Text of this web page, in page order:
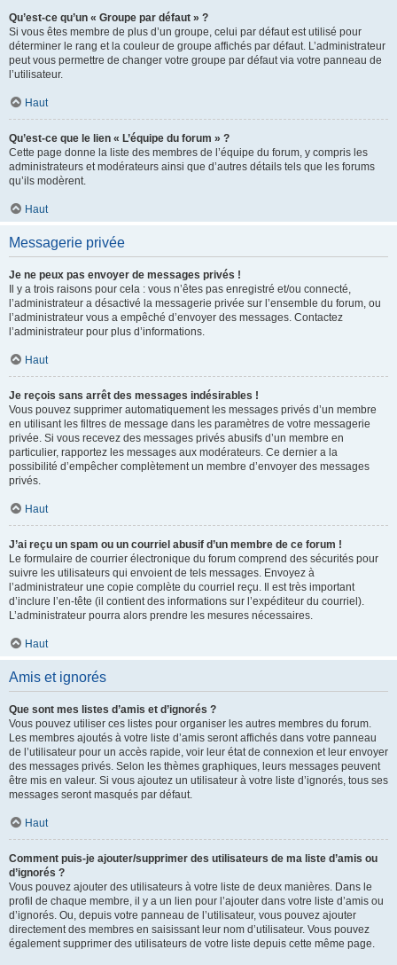
Qu’est-ce qu’un « Groupe par défaut » ?
Si vous êtes membre de plus d’un groupe, celui par défaut est utilisé pour
déterminer le rang et la couleur de groupe affichés par défaut. L’administrateur
peut vous permettre de changer votre groupe par défaut via votre panneau de
l’utilisateur.
Haut
Qu’est-ce que le lien « L’équipe du forum » ?
Cette page donne la liste des membres de l’équipe du forum, y compris les
administrateurs et modérateurs ainsi que d’autres détails tels que les forums
qu’ils modèrent.
Haut
Messagerie privée
Je ne peux pas envoyer de messages privés !
Il y a trois raisons pour cela : vous n’êtes pas enregistré et/ou connecté,
l’administrateur a désactivé la messagerie privée sur l’ensemble du forum, ou
l’administrateur vous a empêché d’envoyer des messages. Contactez
l’administrateur pour plus d’informations.
Haut
Je reçois sans arrêt des messages indésirables !
Vous pouvez supprimer automatiquement les messages privés d’un membre
en utilisant les filtres de message dans les paramètres de votre messagerie
privée. Si vous recevez des messages privés abusifs d’un membre en
particulier, rapportez les messages aux modérateurs. Ce dernier a la
possibilité d’empêcher complètement un membre d’envoyer des messages
privés.
Haut
J’ai reçu un spam ou un courriel abusif d’un membre de ce forum !
Le formulaire de courrier électronique du forum comprend des sécurités pour
suivre les utilisateurs qui envoient de tels messages. Envoyez à
l’administrateur une copie complète du courriel reçu. Il est très important
d’inclure l’en-tête (il contient des informations sur l’expéditeur du courriel).
L’administrateur pourra alors prendre les mesures nécessaires.
Haut
Amis et ignorés
Que sont mes listes d’amis et d’ignorés ?
Vous pouvez utiliser ces listes pour organiser les autres membres du forum.
Les membres ajoutés à votre liste d’amis seront affichés dans votre panneau
de l’utilisateur pour un accès rapide, voir leur état de connexion et leur envoyer
des messages privés. Selon les thèmes graphiques, leurs messages peuvent
être mis en valeur. Si vous ajoutez un utilisateur à votre liste d’ignorés, tous ses
messages seront masqués par défaut.
Haut
Comment puis-je ajouter/supprimer des utilisateurs de ma liste d’amis ou
d’ignorés ?
Vous pouvez ajouter des utilisateurs à votre liste de deux manières. Dans le
profil de chaque membre, il y a un lien pour l’ajouter dans votre liste d’amis ou
d’ignorés. Ou, depuis votre panneau de l’utilisateur, vous pouvez ajouter
directement des membres en saisissant leur nom d’utilisateur. Vous pouvez
également supprimer des utilisateurs de votre liste depuis cette même page.